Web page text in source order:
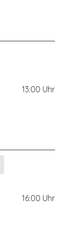
13:00 Uhr
16:00 Uhr